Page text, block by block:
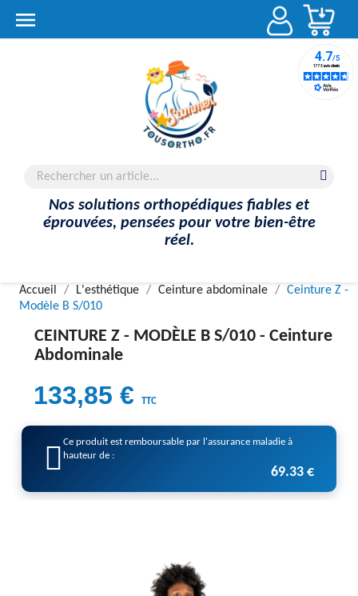

Nos solutions orthopédiques fiables et
éprouvées, pensées pour votre bien-être
réel.
Accueil L'esthétique Ceinture abdominale
Ceinture Z -
Modèle B S/010
CEINTURE Z - MODÈLE B S/010 - Ceinture
Abdominale
133,85 € TTC
Ce produit est remboursable par l'assurance maladie à
hauteur de :
69.33 €